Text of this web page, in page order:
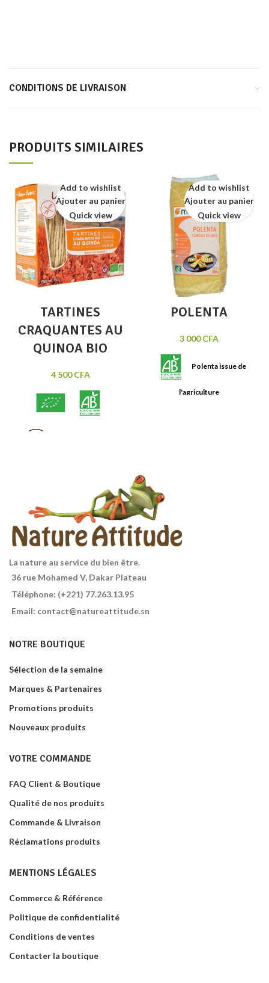
CONDITIONS DE LIVRAISON
PRODUITS SIMILAIRES
TARTINES
CRAQUANTES AU
QUINOA BIO
4 500CFA
Add to wishlist
Ajouter au panier
Quick view
POLENTA
3 000CFA
Polenta issue de
l'agriculture
Add to wishlist
Ajouter au panier
Quick view
La nature au service du bien être.
36 rue Mohamed V, Dakar Plateau
Téléphone: (+221) 77.263.13.95
Email: contact@natureattitude.sn
NOTRE BOUTIQUE
Sélection de la semaine
Marques & Partenaires
Promotions produits
Nouveaux produits
VOTRE COMMANDE
FAQ Client & Boutique
Qualité de nos produits
Commande & Livraison
Réclamations produits
MENTIONS LÉGALES
Commerce & Référence
Politique de confidentialité
Conditions de ventes
Contacter la boutique